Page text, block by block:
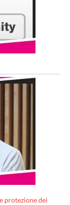
protezione dei